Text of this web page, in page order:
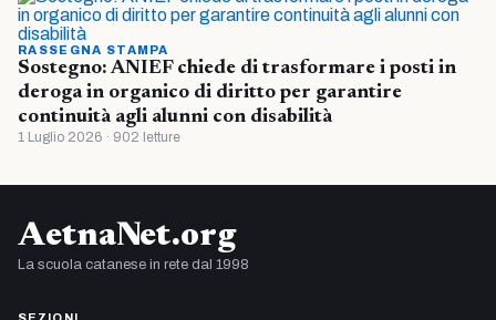
RASSEGNA STAMPA
Sostegno: ANIEF chiede di trasformare i posti in
deroga in organico di diritto per garantire
continuità agli alunni con disabilità
1 Luglio 2026 · 902 letture
AetnaNet.org
La scuola catanese in rete dal 1998